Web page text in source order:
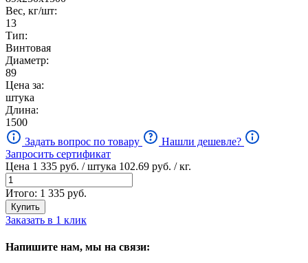
Вес, кг/шт:
13
Тип:
Винтовая
Диаметр:
89
Цена за:
штука
Длина:
1500
Задать вопрос по товару
Нашли дешевле?
Запросить сертификат
Цена 1 335 руб. / штука 102.69 руб. / кг.
Итого: 1 335 руб.
Купить
Заказать в 1 клик
Напишите нам, мы на связи: